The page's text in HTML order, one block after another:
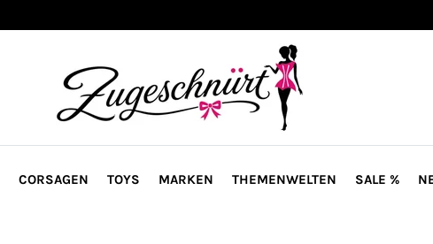
CORSAGEN TOYS MARKEN THEMENWELTEN SALE %